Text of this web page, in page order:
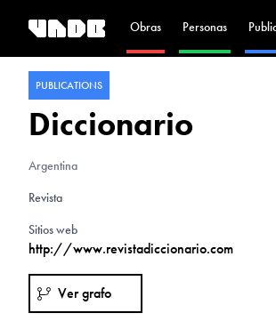
Obras Personas
PUBLICATIONS
Diccionario
Argentina
Revista
Sitios web
http://www.revistadiccionario.com
Ver grafo